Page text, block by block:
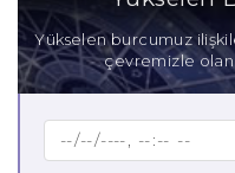
Baba
Yükselen burcumuz
çevremizle